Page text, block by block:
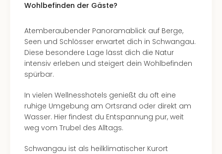
Wohlbefinden der Gäste?
Atemberaubender Panoramablick auf Berge,
Seen und Schlösser erwartet dich in Schwangau.
Diese besondere Lage lässt dich die Natur
intensiv erleben und steigert dein Wohlbefinden
spürbar.
In vielen Wellnesshotels genießt du oft eine
ruhige Umgebung am Ortsrand oder direkt am
Wasser. Hier findest du Entspannung pur, weit
weg vom Trubel des Alltags.
Schwangau ist als heilklimatischer Kurort